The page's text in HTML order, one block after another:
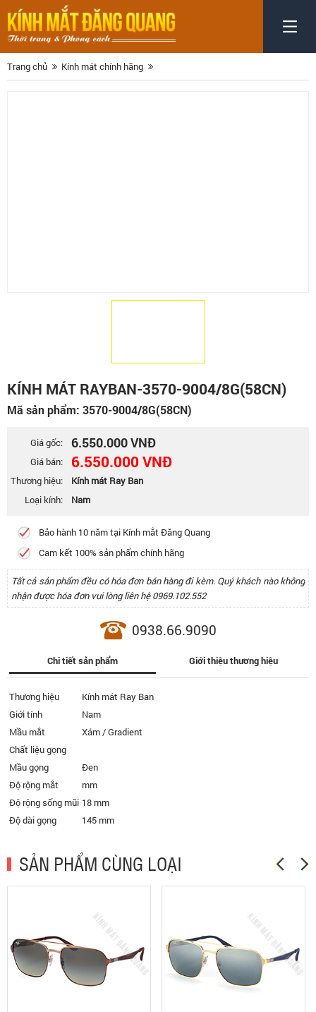
Trang chủ Kính mát chính hãng
KÍNH MÁT RAYBAN-3570-9004/8G(58CN)
Mã sản phẩm: 3570-9004/8G(58CN)
Giá gốc: 6.550.000 VNĐ
Giá bán: 6.550.000 VNĐ
Thương hiệu:
Kính mát Ray Ban
Loại kính:
Nam
Bảo hành 10 năm tại Kính mắt Đăng Quang
Cam kết 100% sản phẩm chính hãng
Tất cả sản phẩm đều có hóa đơn bán hàng đi kèm. Quý khách nào không
nhận được hóa đơn vui lòng liên hệ 0969.102.552
0938.66.9090
Chi tiết sản phẩm Giới thiệu thương hiệu
Thương hiệu
Kính mát Ray Ban
Giới tính
Nam
Mầu mắt
Xám / Gradient
Chất liệu gọng
Mầu gọng
Đen
Độ rộng mắt
mm
Độ rộng sống mũi 18 mm
Độ dài gọng
145 mm
SẢN PHẨM CÙNG LOẠI